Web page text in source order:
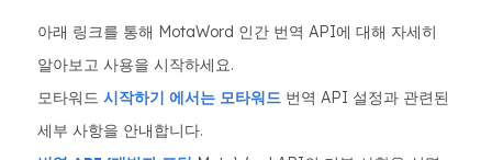
아래 링크를 통해 MotaWord 인간 번역 API에 대해 자세히
알아보고 사용을 시작하세요.
모타워드 시작하기 에서는 모타워드 번역 API 설정과 관련된
세부 사항을 안내합니다.